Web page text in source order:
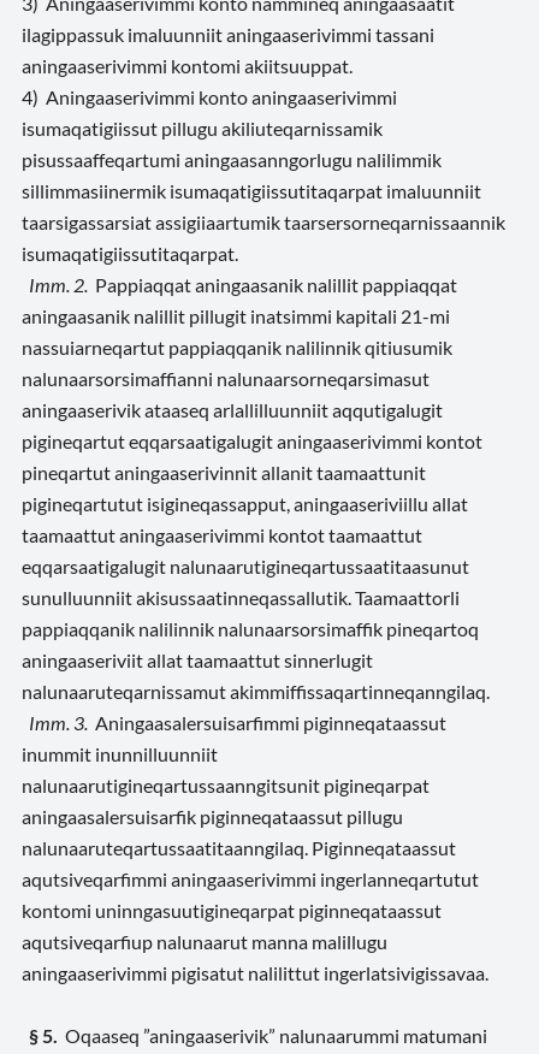
ilagippassuk imaluunniit aningaaserivimmi tassani
aningaaserivimmi kontomi akiitsuuppat.
4) Aningaaserivimmi konto aningaaserivimmi
isumaqatigiissut pillugu akiliuteqarnissamik
pisussaaffeqartumi aningaasanngorlugu nalilimmik
sillimmasiinermik isumaqatigiissutitaqarpat imaluunniit
taarsigassarsiat assigiiaartumik taarsersorneqarnissaannik
isumaqatigiissutitaqarpat.
Imm. 2. Pappiaqqat aningaasanik nalillit pappiaqqat
aningaasanik nalillit pillugit inatsimmi kapitali 21-mi
nassuiarneqartut pappiaqqanik nalilinnik qitiusumik
nalunaarsorsimaffianni nalunaarsorneqarsimasut
aningaaserivik ataaseq arlallilluunniit aqqutigalugit
pigineqartut eqqarsaatigalugit aningaaserivimmi kontot
pineqartut aningaaserivinnit allanit taamaattunit
pigineqartutut isigineqassapput, aningaaseriviillu allat
taamaattut aningaaserivimmi kontot taamaattut
eqqarsaatigalugit nalunaarutigineqartussaatitaasunut
sunulluunniit akisussaatinneqassallutik. Taamaattorli
pappiaqqanik nalilinnik nalunaarsorsimaffik pineqartoq
aningaaseriviit allat taamaattut sinnerlugit
nalunaaruteqarnissamut akimmiffissaqartinneqanngilaq.
Imm. 3. Aningaasalersuisarfimmi piginneqataassut
inummit inunnilluunniit
nalunaarutigineqartussaanngitsunit pigineqarpat
aningaasalersuisarfik piginneqataassut pillugu
nalunaaruteqartussaatitaanngilaq. Piginneqataassut
aqutsiveqarfimmi aningaaserivimmi ingerlanneqartutut
kontomi uninngasuutigineqarpat piginneqataassut
aqutsiveqarfiup nalunaarut manna malillugu
aningaaserivimmi pigisatut nalilittut ingerlatsivigissavaa.
§ 5. Oqaaseq ”aningaaserivik” nalunaarummi matumani